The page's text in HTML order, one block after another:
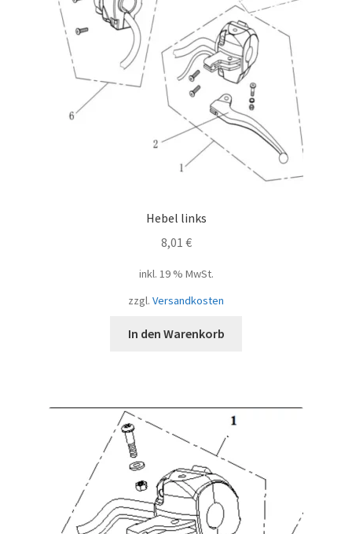
Hebel links
8,01 €
inkl. 19 % MwSt.
zzgl. Versandkosten
In den Warenkorb